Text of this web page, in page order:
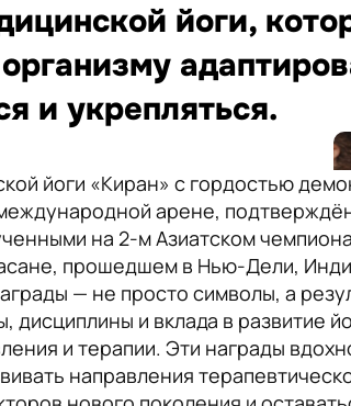
йоги,
и укрепляться.
йоги «Киран» с гордостью
арене,
на 2-м Азиатском
прошедшем в Нью-Дели,
— не просто символы, а
дисциплины и вклада в развитие
и терапии. Эти награды
направления